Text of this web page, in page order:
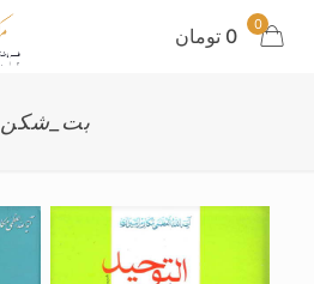
0 0 تومان
بت_شکن